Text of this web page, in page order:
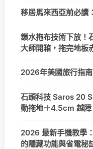
移居馬來西亞前必讀
鎖水拖布技術下放！
大師開箱，拖完地板
2026年美國旅行指
石頭科技 Saros 20
動拖地＋4.5cm 越
2026 最新手機教學
的隱藏功能與省電秘